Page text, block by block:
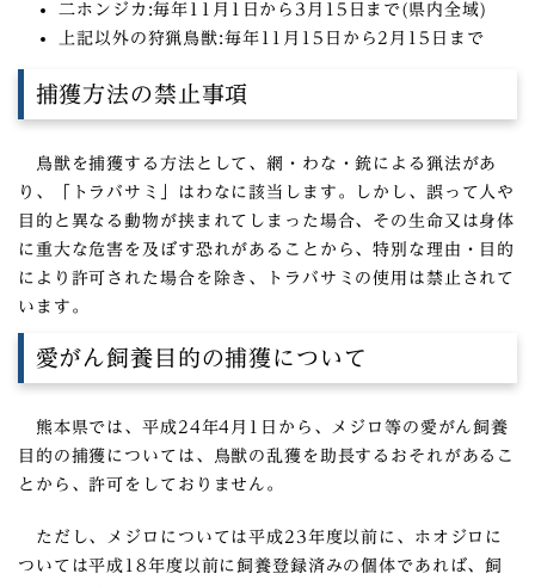
二ホンジカ:毎年11月1日から3月15日まで(県内全域)
上記以外の狩猟鳥獣:毎年11月15日から2月15日まで
捕獲方法の禁止事項
鳥獣を捕獲する方法として、網・わな・銃による猟法があ
り、「トラバサミ」はわなに該当します。しかし、誤って人や
目的と異なる動物が挟まれてしまった場合、その生命又は身体
に重大な危害を及ぼす恐れがあることから、特別な理由・目的
により許可された場合を除き、トラバサミの使用は禁止されて
います。
愛がん飼養目的の捕獲について
熊本県では、平成24年4月1日から、メジロ等の愛がん飼養
目的の捕獲については、鳥獣の乱獲を助長するおそれがあるこ
とから、許可をしておりません。
ただし、メジロについては平成23年度以前に、ホオジロに
ついては平成18年度以前に飼養登録済みの個体であれば、飼